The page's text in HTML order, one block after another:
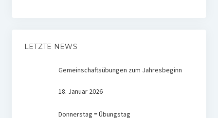
LETZTE NEWS
Gemeinschaftsübungen zum Jahresbeginn
18. Januar 2026
Donnerstag = Übungstag